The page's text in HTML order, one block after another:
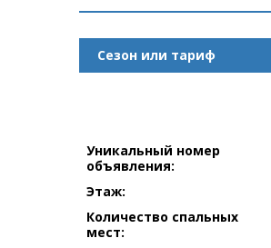
Сезон или тариф
Уникальный номер
объявления:
Этаж:
Количество спальных
мест: